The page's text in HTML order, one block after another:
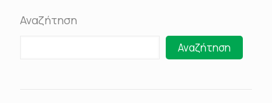
Αναζήτηση
Αναζήτηση